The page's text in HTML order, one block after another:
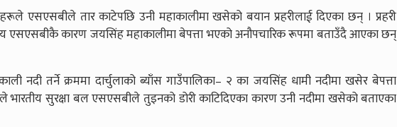
एसएसबीले तार काटेपछि उनी महाकालीमा खसेको बयान प्रहरीलाई दिएका छन् । प्रहरी
एसएसबीकै कारण जयसिंह महाकालीमा बेपत्ता भएको अनौपचारिक रूपमा बताउँदै आएका छन्
नदी तर्ने क्रममा दार्चुलाको ब्याँस गाउँपालिका– २ का जयसिंह धामी नदीमा खसेर बेपत्ता
भारतीय सुरक्षा बल एसएसबीले तुइनको डोरी काटिदिएका कारण उनी नदीमा खसेको बताएका